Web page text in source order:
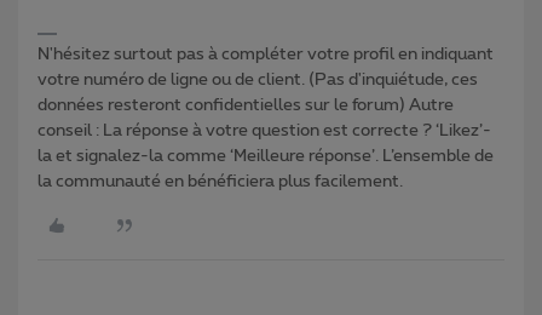
N'hésitez surtout pas à compléter votre profil en indiquant
votre numéro de ligne ou de client. (Pas d'inquiétude, ces
données resteront confidentielles sur le forum) Autre
conseil : La réponse à votre question est correcte ? ‘Likez’-
la et signalez-la comme ‘Meilleure réponse’. L’ensemble de
la communauté en bénéficiera plus facilement.